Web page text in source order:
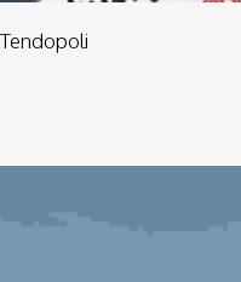
Tendopoli